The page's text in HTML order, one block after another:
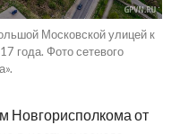
Московской улицей к
года. Фото сетевого
Новгорисполкома от